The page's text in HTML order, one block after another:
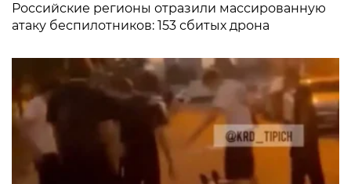
Российские регионы отразили массированную
атаку беспилотников: 153 сбитых дрона